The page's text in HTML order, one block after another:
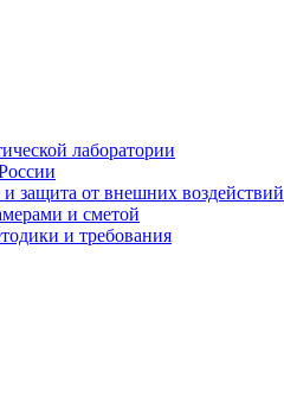
лаборатории
защита от внешних воздействий
и сметой
и требования